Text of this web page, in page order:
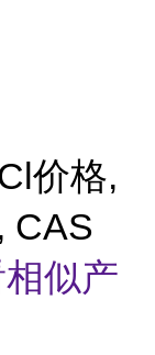
价格,
CAS
似产